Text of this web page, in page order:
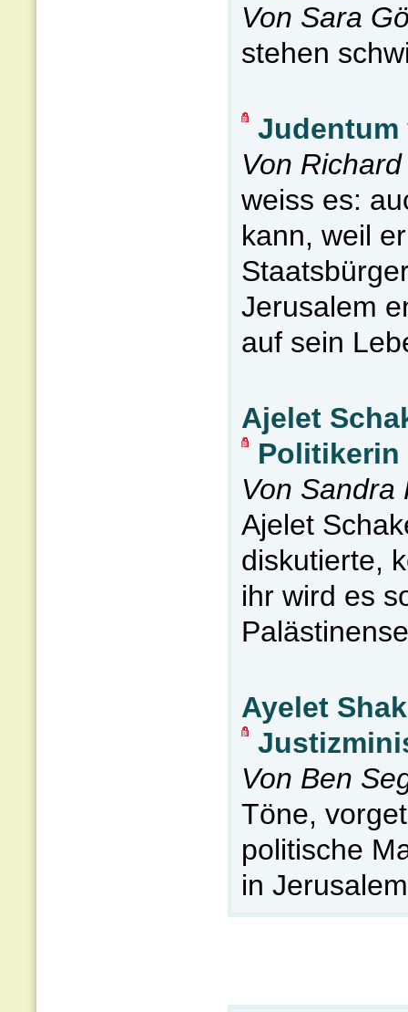
Von Sara
stehen
Judentum
Von
weiss es:
kann, weil
Jerusalem
auf sein
Ajelet
Politikerin
Von Sandra
Ajelet
diskutierte,
ihr wird es
Ayelet
Von Ben
Töne,
politische
in